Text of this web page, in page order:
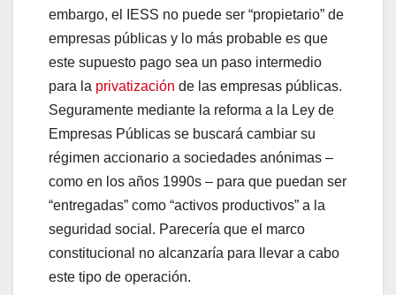
embargo, el IESS no puede ser “propietario” de
empresas públicas y lo más probable es que
este supuesto pago sea un paso intermedio
para la privatización de las empresas públicas.
Seguramente mediante la reforma a la Ley de
Empresas Públicas se buscará cambiar su
régimen accionario a sociedades anónimas –
como en los años 1990s – para que puedan ser
“entregadas” como “activos productivos” a la
seguridad social. Parecería que el marco
constitucional no alcanzaría para llevar a cabo
este tipo de operación.